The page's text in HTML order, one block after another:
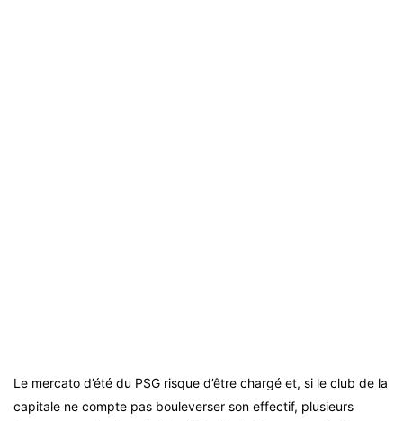
Le mercato d’été du PSG risque d’être chargé et, si le club de la
capitale ne compte pas bouleverser son effectif, plusieurs